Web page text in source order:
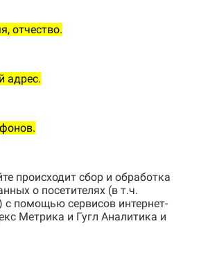
отчество.
адрес.
происходит сбор и обработка
о посетителях (в т.ч.
с помощью сервисов интернет-
Метрика и Гугл Аналитика и